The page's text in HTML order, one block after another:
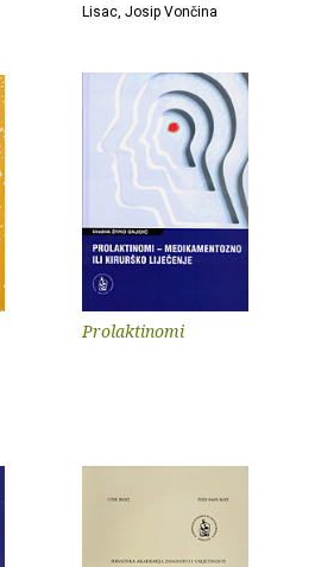
Lisac, Josip Vončina
Prolaktinomi